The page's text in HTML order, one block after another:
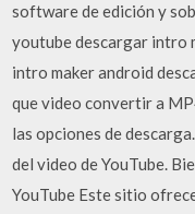
software de edición y
youtube descargar intro
intro maker android
que video convertir a
las opciones de
del video de YouTube.
YouTube Este sitio